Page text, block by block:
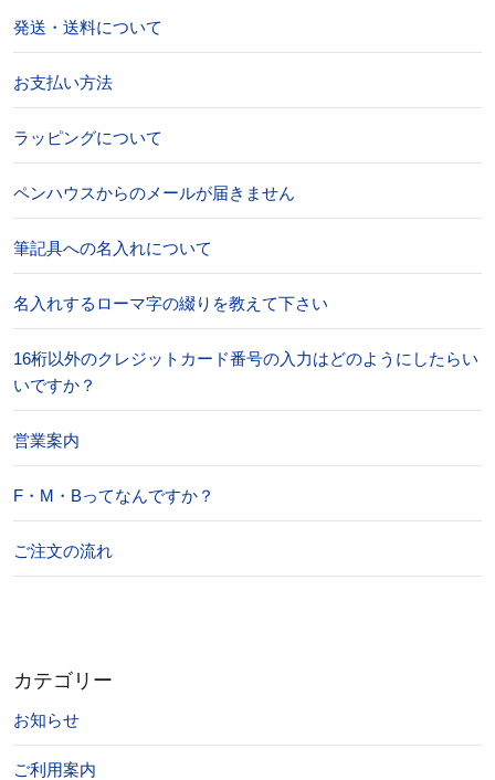
発送・送料について
お支払い方法
ラッピングについて
ペンハウスからのメールが届きません
筆記具への名入れについて
名入れするローマ字の綴りを教えて下さい
16桁以外のクレジットカード番号の入力はどのようにしたらい
いですか？
営業案内
F・M・Bってなんですか？
ご注文の流れ
カテゴリー
お知らせ
ご利用案内